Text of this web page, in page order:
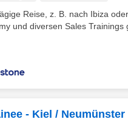
Reise, z. B. nach Ibiza
und diversen Sales Trainings
- Kiel / Neumünster